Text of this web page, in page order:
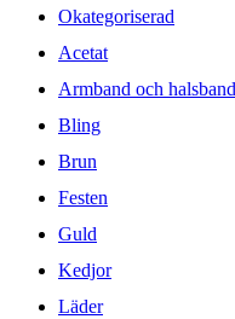
Okategoriserad
Acetat
Armband och halsband
Bling
Brun
Festen
Guld
Kedjor
Läder